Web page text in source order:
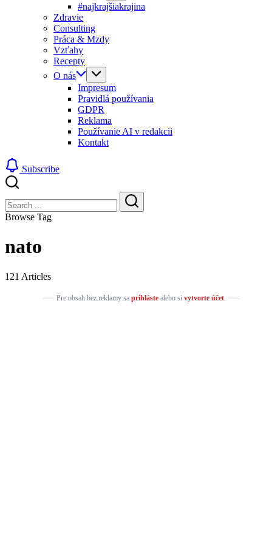
#najkrajšiakrajina
Zdravie
Consulting
Práca & Mzdy
Vzťahy
Recepty
O nás
Impresum
Pravidlá používania
GDPR
Reklama
Používanie AI v redakcii
Kontakt
Subscribe
Search
Search
Browse Tag
nato
121 Articles
Pre obsah bez reklamy sa prihlástealebo si vytvorte účet.